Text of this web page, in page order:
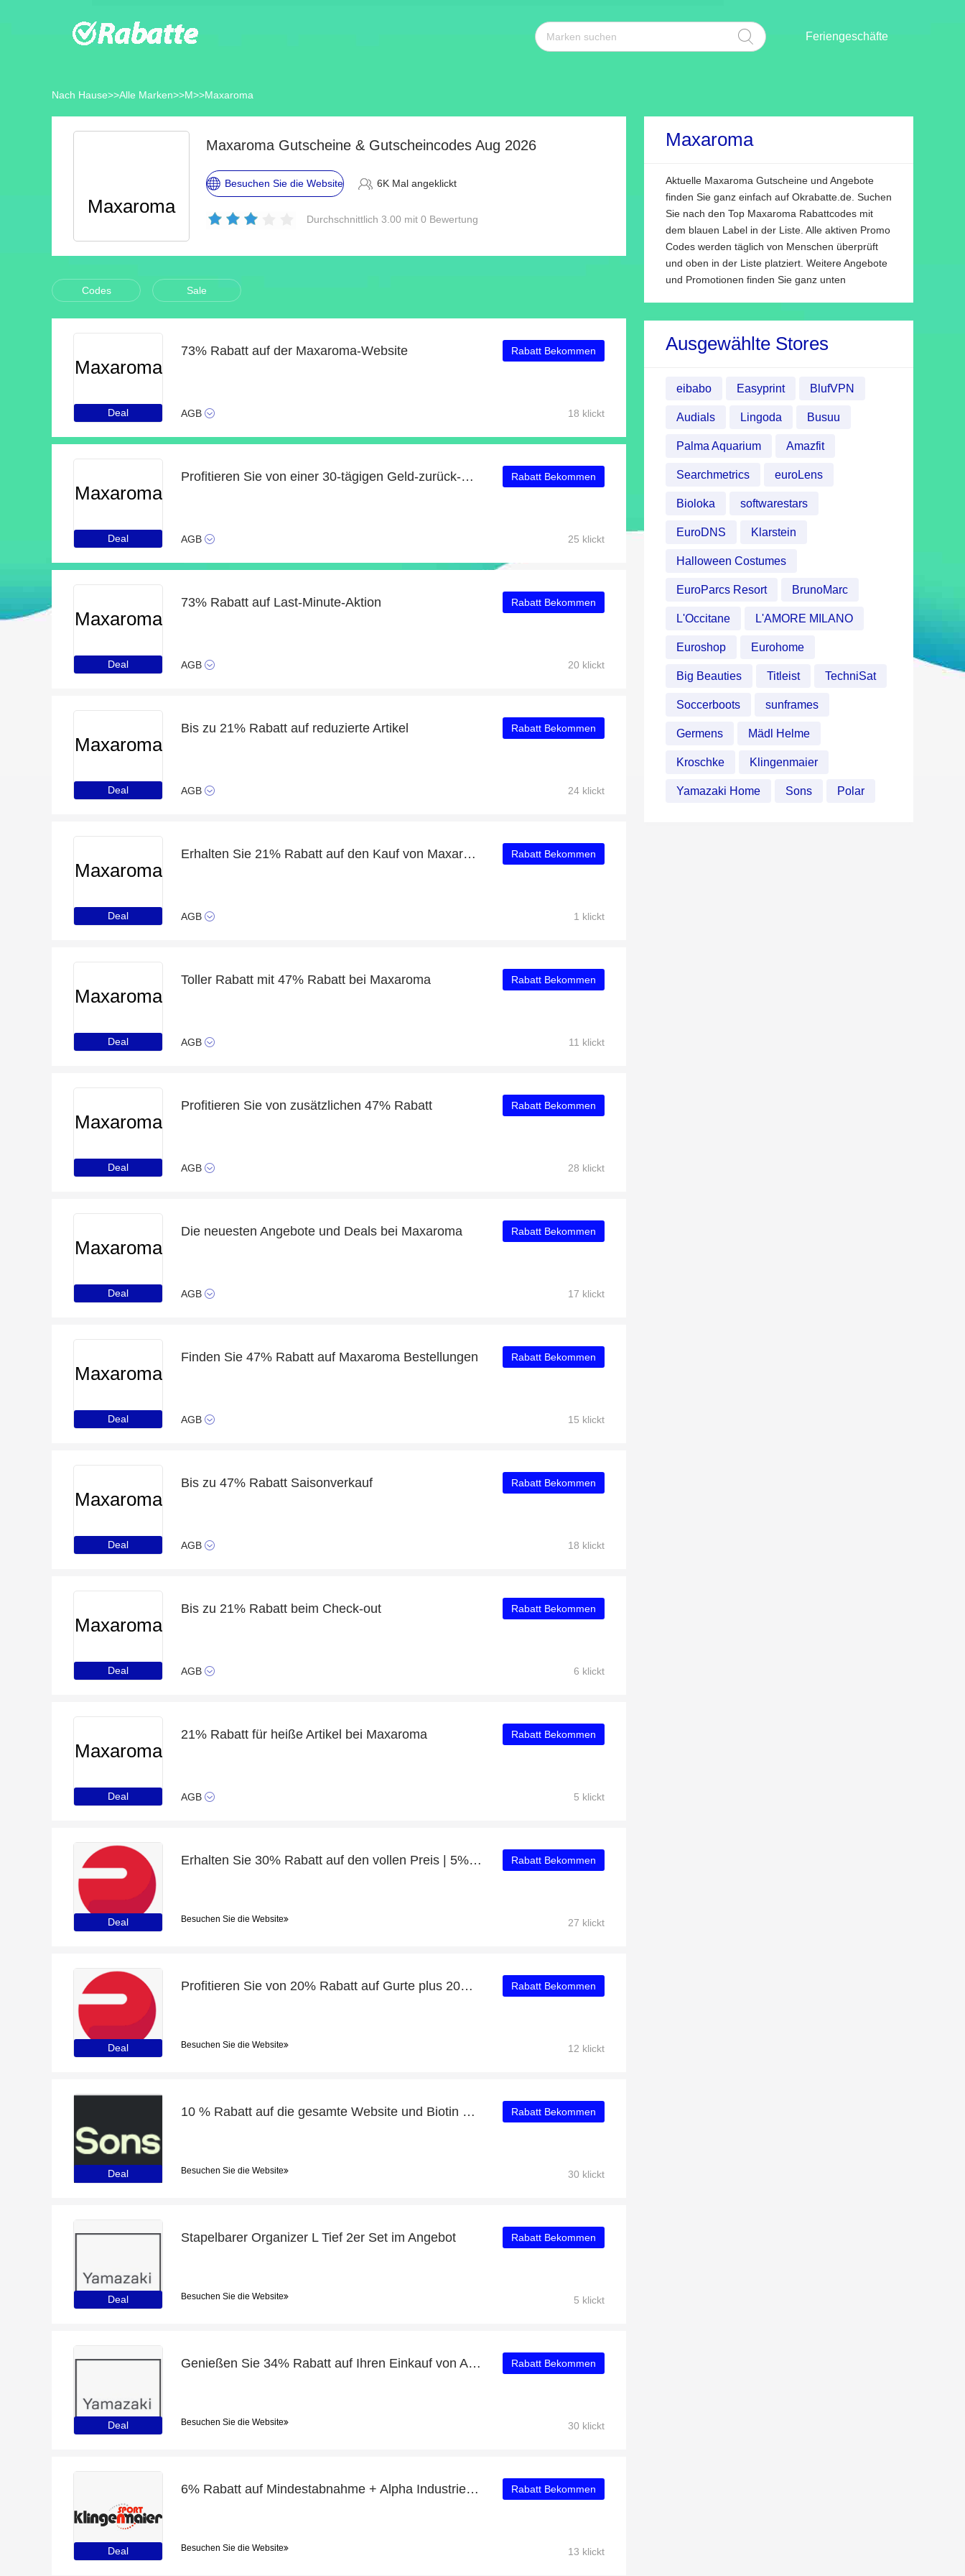
Feriengeschäfte
Nach Hause>>Alle Marken>>M>>Maxaroma
Maxaroma
Maxaroma Gutscheine & Gutscheincodes Aug 2026
Besuchen Sie die Website 6K Mal angeklickt
Durchschnittlich 3.00 mit 0 Bewertung
Codes Sale
Maxaroma
Deal
73% Rabatt auf der Maxaroma-Website
AGB
Rabatt Bekommen
18 klickt
Maxaroma
Deal
Profitieren Sie von einer 30-tägigen Geld-zurück-Garantie
AGB
Rabatt Bekommen
25 klickt
Maxaroma
Deal
73% Rabatt auf Last-Minute-Aktion
AGB
Rabatt Bekommen
20 klickt
Maxaroma
Deal
Bis zu 21% Rabatt auf reduzierte Artikel
AGB
Rabatt Bekommen
24 klickt
Maxaroma
Deal
Erhalten Sie 21% Rabatt auf den Kauf von Maxaroma
AGB
Rabatt Bekommen
1 klickt
Maxaroma
Deal
Toller Rabatt mit 47% Rabatt bei Maxaroma
AGB
Rabatt Bekommen
11 klickt
Maxaroma
Deal
Profitieren Sie von zusätzlichen 47% Rabatt
AGB
Rabatt Bekommen
28 klickt
Maxaroma
Deal
Die neuesten Angebote und Deals bei Maxaroma
AGB
Rabatt Bekommen
17 klickt
Maxaroma
Deal
Finden Sie 47% Rabatt auf Maxaroma Bestellungen
AGB
Rabatt Bekommen
15 klickt
Maxaroma
Deal
Bis zu 47% Rabatt Saisonverkauf
AGB
Rabatt Bekommen
18 klickt
Maxaroma
Deal
Bis zu 21% Rabatt beim Check-out
AGB
Rabatt Bekommen
6 klickt
Maxaroma
Deal
21% Rabatt für heiße Artikel bei Maxaroma
AGB
Rabatt Bekommen
5 klickt
Deal
Erhalten Sie 30% Rabatt auf den vollen Preis | 5% Rabatt auf Armbänder
Besuchen Sie die Website
Rabatt Bekommen
27 klickt
Deal
Profitieren Sie von 20% Rabatt auf Gurte plus 20% Rabatt
Besuchen Sie die Website
Rabatt Bekommen
12 klickt
Deal
10 % Rabatt auf die gesamte Website und Biotin mit 20% Rabatt
Besuchen Sie die Website
Rabatt Bekommen
30 klickt
Deal
Stapelbarer Organizer L Tief 2er Set im Angebot
Besuchen Sie die Website
Rabatt Bekommen
5 klickt
Deal
Genießen Sie 34% Rabatt auf Ihren Einkauf von Aufbewahrungsbehälter Für Make-Up, ausschließlich online
Besuchen Sie die Website
Rabatt Bekommen
30 klickt
Deal
6% Rabatt auf Mindestabnahme + Alpha Industries CWU 45 Jacket Herren Bomberjacke schwarz mit 30% Rabatt
Besuchen Sie die Website
Rabatt Bekommen
13 klickt
Maxaroma
Aktuelle Maxaroma Gutscheine und Angebote
finden Sie ganz einfach auf Okrabatte.de. Suchen
Sie nach den Top Maxaroma Rabattcodes mit
dem blauen Label in der Liste. Alle aktiven Promo
Codes werden täglich von Menschen überprüft
und oben in der Liste platziert. Weitere Angebote
und Promotionen finden Sie ganz unten
Ausgewählte Stores
eibabo Easyprint BlufVPN
Audials Lingoda Busuu
Palma Aquarium Amazfit
Searchmetrics euroLens
Bioloka softwarestars
EuroDNS Klarstein
Halloween Costumes
EuroParcs Resort BrunoMarc
L'Occitane L'AMORE MILANO
Euroshop Eurohome
Big Beauties Titleist TechniSat
Soccerboots sunframes
Germens Mädl Helme
Kroschke Klingenmaier
Yamazaki Home Sons Polar